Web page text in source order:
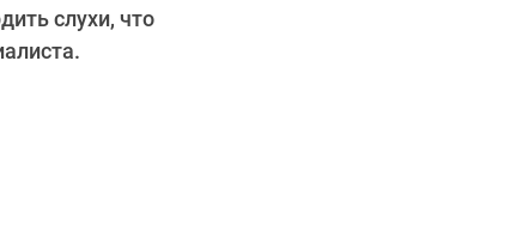
слухи, что